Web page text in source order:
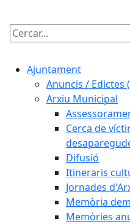
Cercar:
Ajuntament
Anuncis / Edictes
Arxiu Municipal
Cerca de
Difusió
Itineraris
Jornades
Memòria
Memòries